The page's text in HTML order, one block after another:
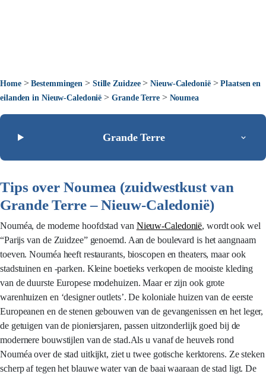
Home>Bestemmingen > Stille Zuidzee>Nieuw-Caledonië>Plaatsen en
eilanden in Nieuw-Caledonië >Grande Terre> Noumea
Grande Terre
Tips over Noumea (zuidwestkust van
Grande Terre – Nieuw-Caledonië)
Nouméa, de moderne hoofdstad van Nieuw-Caledonië, wordt ook wel
“Parijs van de Zuidzee” genoemd. Aan de boulevard is het aangnaam
toeven. Nouméa heeft restaurants, bioscopen en theaters, maar ook
stadstuinen en -parken. Kleine boetieks verkopen de mooiste kleding
van de duurste Europese modehuizen. Maar er zijn ook grote
warenhuizen en ‘designer outlets’. De koloniale huizen van de eerste
Europeanen en de stenen gebouwen van de gevangenissen en het leger,
de getuigen van de pioniersjaren, passen uitzonderlijk goed bij de
modernere bouwstijlen van de stad.Als u vanaf de heuvels rond
Nouméa over de stad uitkijkt, ziet u twee gotische kerktorens. Ze steken
scherp af tegen het blauwe water van de baai waaraan de stad ligt. De